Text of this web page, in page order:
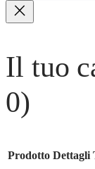
Il tuo
0)
Prodotto Dettagli